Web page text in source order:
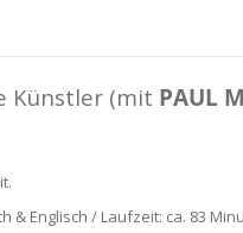
Künstler (mit PAUL
& Englisch / Laufzeit: ca. 83